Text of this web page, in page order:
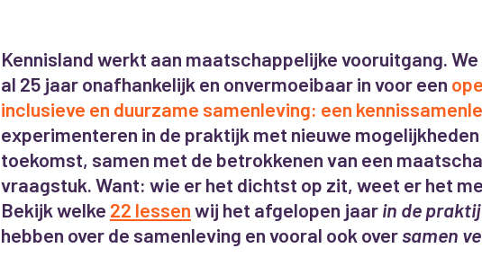
Kennisland werkt aan maatschappelijke vooruitgang.
al 25 jaar onafhankelijk en onvermoeibaar in voor een
inclusieve en duurzame samenleving: een
experimenteren in de praktijk met nieuwe mogelijkheden
toekomst, samen met de betrokkenen van een
vraagstuk. Want: wie er het dichtst op zit, weet er het
Bekijk welke 22 lessenwij het afgelopen jaarin de
hebben over de samenleving en vooral ook oversamen